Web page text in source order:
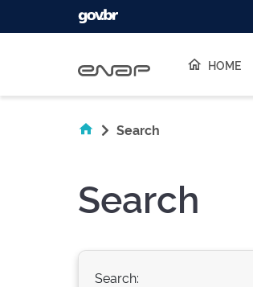
HOME
Search
Search
Search: